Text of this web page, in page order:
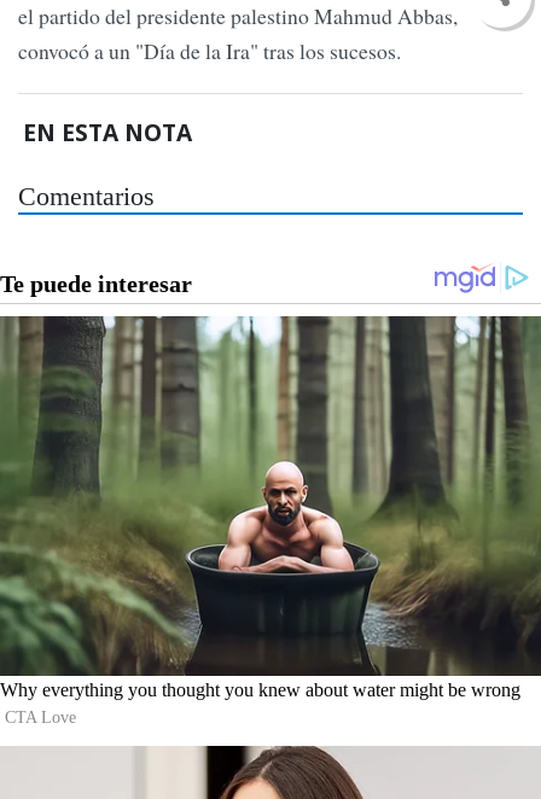
el partido del presidente palestino Mahmud Abbas,
convocó a un "Día de la Ira" tras los sucesos.
EN ESTA NOTA
Comentarios